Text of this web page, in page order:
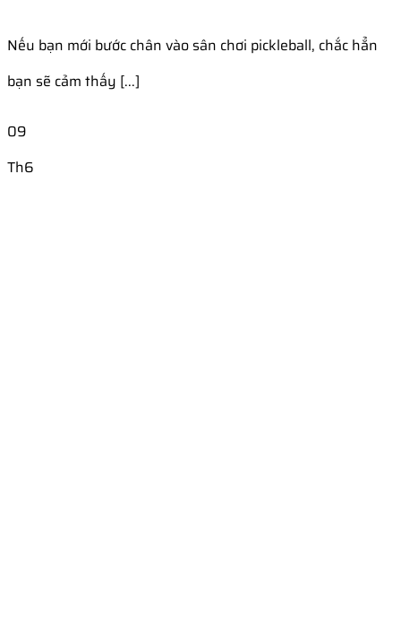
Nếu bạn mới bước chân vào sân chơi pickleball, chắc hẳn
bạn sẽ cảm thấy [...]
09
Th6